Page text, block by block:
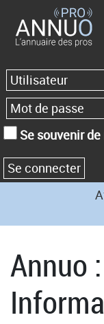
Se souvenir
Annuo